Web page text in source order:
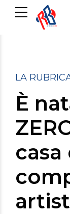
LA
È